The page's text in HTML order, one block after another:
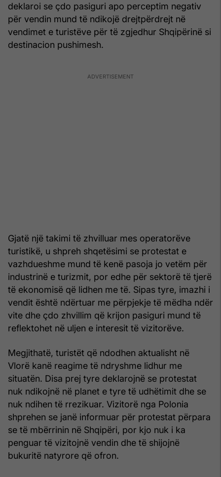
deklaroi se çdo pasiguri apo perceptim negativ
për vendin mund të ndikojë drejtpërdrejt në
vendimet e turistëve për të zgjedhur Shqipërinë si
destinacion pushimesh.
Gjatë një takimi të zhvilluar mes operatorëve
turistikë, u shpreh shqetësimi se protestat e
vazhdueshme mund të kenë pasoja jo vetëm për
industrinë e turizmit, por edhe për sektorë të tjerë
të ekonomisë që lidhen me të. Sipas tyre, imazhi i
vendit është ndërtuar me përpjekje të mëdha ndër
vite dhe çdo zhvillim që krijon pasiguri mund të
reflektohet në uljen e interesit të vizitorëve.
Megjithatë, turistët që ndodhen aktualisht në
Vlorë kanë reagime të ndryshme lidhur me
situatën. Disa prej tyre deklarojnë se protestat
nuk ndikojnë në planet e tyre të udhëtimit dhe se
nuk ndihen të rrezikuar. Vizitorë nga Polonia
shprehen se janë informuar për protestat përpara
se të mbërrinin në Shqipëri, por kjo nuk i ka
penguar të vizitojnë vendin dhe të shijojnë
bukuritë natyrore që ofron.